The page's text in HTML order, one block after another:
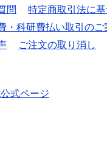
問
特定商取引法に
・科研費払い取引のご
ご注文の取り消し
式ページ